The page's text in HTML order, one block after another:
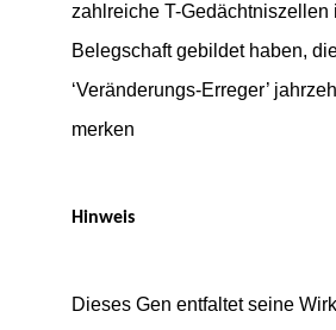
zahlreiche T-Gedächtniszellen
Belegschaft gebildet haben,
‘Veränderungs-Erreger’
merken
Hinweis
Dieses Gen entfaltet seine